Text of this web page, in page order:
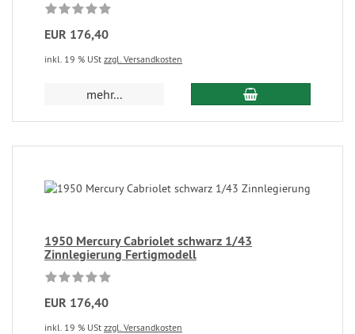
EUR 176,40
inkl. 19 % USt zzgl. Versandkosten
mehr...
1950 Mercury Cabriolet schwarz 1/43
Zinnlegierung Fertigmodell
EUR 176,40
inkl. 19 % USt zzgl. Versandkosten